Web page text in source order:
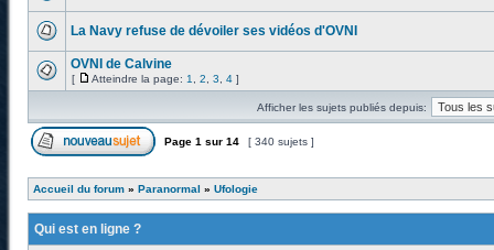
La Navy refuse de dévoiler ses vidéos d'OVNI
OVNI de Calvine
[ Atteindre la page: 1 2 3 4 ]
Afficher les sujets publiés depuis:
Page 1 sur 14 [ 340 sujets ]
Accueil du forum » Paranormal » Ufologie
Qui est en ligne ?